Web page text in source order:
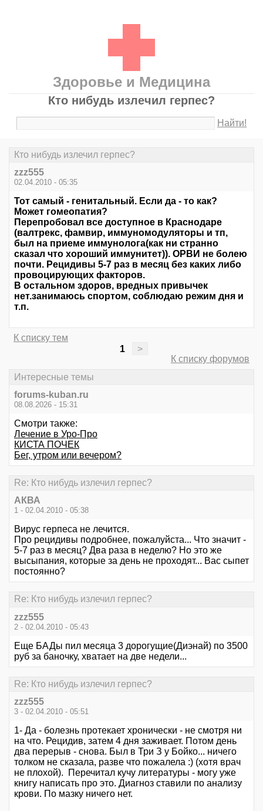
Здоровье и Медицина
Кто нибудь излечил герпес?
Найти!
Кто нибудь излечил герпес?
zzz555
02.04.2010 - 05:35
Тот самый - генитальный. Если да - то как?
Может гомеопатия?
Перепробовал все доступное в Краснодаре
(валтрекс, фамвир, иммуномодуляторы и тп,
был на приеме иммунолога(как ни странно
сказал что хороший иммунитет)). ОРВИ не болею
почти. Рецидивы 5-7 раз в месяц без каких либо
провоцирующих факторов.
В остальном здоров, вредных привычек
нет.занимаюсь спортом, соблюдаю режим дня и
т.п.
К списку тем
1
>
К списку форумов
Интересные темы
forums-kuban.ru
08.08.2026 - 15:31
Смотри также:
Лечение в Уро-Про
КИСТА ПОЧЕК
Бег, утром или вечером?
Re: Кто нибудь излечил герпес?
АКВА
1 - 02.04.2010 - 05:38
Вирус герпеса не лечится.
Про рецидивы подробнее, пожалуйста... Что значит -
5-7 раз в месяц? Два раза в неделю? Но это же
высыпания, которые за день не проходят... Вас сыпет
постоянно?
Re: Кто нибудь излечил герпес?
zzz555
2 - 02.04.2010 - 05:43
Еще БАДы пил месяца 3 дорогущие(Диэнай) по 3500
руб за баночку, хватает на две недели...
Re: Кто нибудь излечил герпес?
zzz555
3 - 02.04.2010 - 05:51
1- Да - болезнь протекает хронически - не смотря ни
на что. Рецидив, затем 4 дня заживает. Потом день
два перерыв - снова. Был в Три З у Бойко... ничего
толком не сказала, разве что пожалела :) (хотя врач
не плохой). Перечитал кучу литературы - могу уже
книгу написать про это. Диагноз ставили по анализу
крови. По мазку ничего нет.